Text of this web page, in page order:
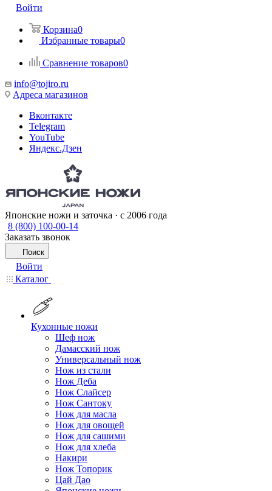
Войти
Корзина0
Избранные товары0
Сравнение товаров0
info@tojiro.ru
Адреса магазинов
Вконтакте
Telegram
YouTube
Яндекс.Дзен
Японские ножи и заточка · с 2006 года
8 (800) 100-00-14
Заказать звонок
Поиск
Войти
Каталог
Кухонные ножи
Шеф нож
Дамасский нож
Универсальный нож
Нож из стали
Нож Деба
Нож Слайсер
Нож Сантоку
Нож для масла
Нож для овощей
Нож для сашими
Нож для хлеба
Накири
Нож Топорик
Цай Дао